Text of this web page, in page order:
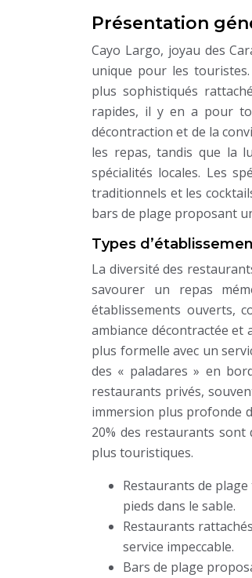
Présentation
Cayo Largo, joyau des
unique pour les
plus sophistiqués
rapides, il y en a pour
décontraction et de la
les repas, tandis que la
spécialités locales. Les
traditionnels et les
bars de plage proposant
Types
La diversité des
savourer un repas
établissements ouverts,
ambiance décontractée et
plus formelle avec un
des « paladares » en
restaurants privés,
immersion plus profonde
20% des restaurants
plus touristiques.
Restaurants de
pieds dans le sable.
Restaurants
service impeccable.
Bars de plage